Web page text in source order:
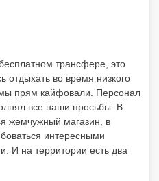
трансфере, это
отдыхать во время низкого
прям кайфовали. Персонал
все наши просьбы. В
жемчужный магазин, в
интересными
И на территории есть два